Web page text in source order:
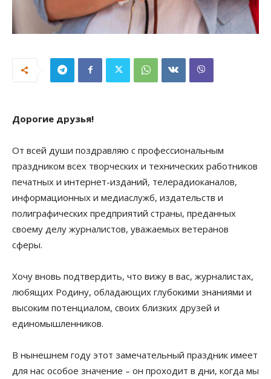
Дорогие друзья!
От всей души поздравляю с профессиональным
праздником всех творческих и технических работников
печатных и интернет-изданий, телерадиоканалов,
информационных и медиаслужб, издательств и
полиграфических предприятий страны, преданных
своему делу журналистов, уважаемых ветеранов
сферы.
Хочу вновь подтвердить, что вижу в вас, журналистах,
любящих Родину, обладающих глубокими знаниями и
высоким потенциалом, своих близких друзей и
единомышленников.
В нынешнем году этот замечательный праздник имеет
для нас особое значение – он проходит в дни, когда мы